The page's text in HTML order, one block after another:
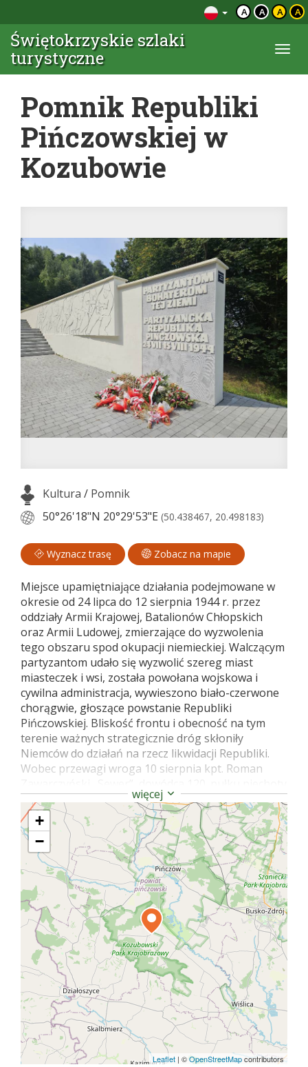
A A A A
Świętokrzyskie szlaki
turystyczne
Pomnik Republiki
Pińczowskiej w
Kozubowie
Kultura / Pomnik
50°26'18"N 20°29'53"E (50.438467, 20.498183)
Wyznacz trasę Zobacz na mapie
Miejsce upamiętniające działania podejmowane w
okresie od 24 lipca do 12 sierpnia 1944 r. przez
oddziały Armii Krajowej, Batalionów Chłopskich
oraz Armii Ludowej, zmierzające do wyzwolenia
tego obszaru spod okupacji niemieckiej. Walczącym
partyzantom udało się wyzwolić szereg miast
miasteczek i wsi, została powołana wojskowa i
cywilna administracja, wywieszono biało-czerwone
chorągwie, głoszące powstanie Republiki
Pińczowskiej. Bliskość frontu i obecność na tym
terenie ważnych strategicznie dróg skłoniły
Niemców do działań na rzecz likwidacji Republiki.
Wobec przewagi wroga 10 sierpnia kpt. Roman
AK, wydał swym żołnierzom rozkaz powrotu do
konspiracji. Ostatni oddział został zdemobilizowany
dwa dni później – 12 sierpnia, który został uznany
za kres Republiki Pińczowskiej.
więcej
+
−
Leaflet | ©OpenStreetMapcontributors